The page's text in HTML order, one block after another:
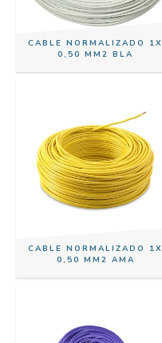
CABLE NORMALIZADO 1X
0,50 MM2 BLA
CABLE NORMALIZADO 1X
0,50 MM2 AMA